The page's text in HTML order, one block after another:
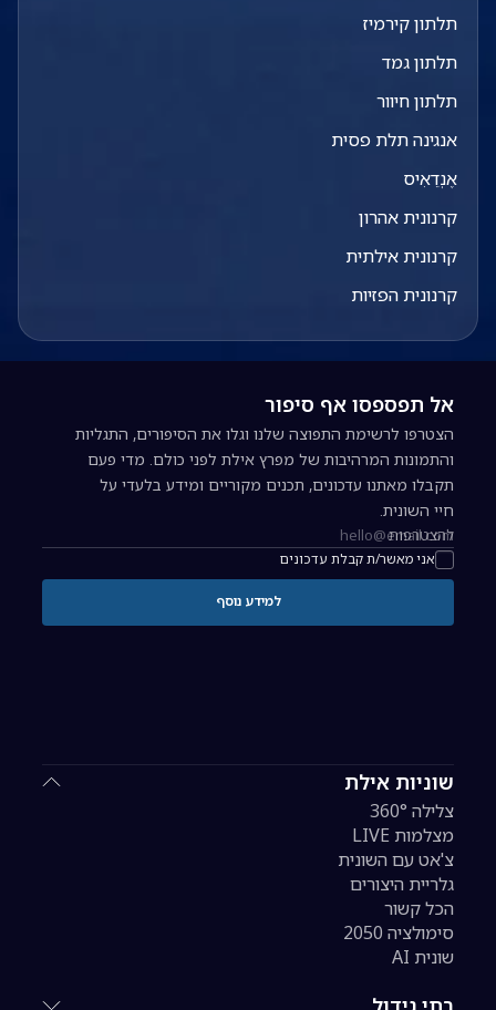
תלתון קירמיז
תלתון גמד
תלתון חיוור
אנגינה תלת פסית
אֶנְדֵאִיס
קרנונית אהרון
קרנונית אילתית
קרנונית הפזיות
שוניות אילת
צלילה 360°
מצלמות LIVE
צ'אט עם השונית
גלריית היצורים
הכל קשור
סימולציה 2050
שונית AI
אל תפספסו אף סיפור
הצטרפו לרשימת התפוצה שלנו וגלו את הסיפורים, התגליות
והתמונות המרהיבות של מפרץ אילת לפני כולם. מדי פעם
תקבלו מאתנו עדכונים, תכנים מקוריים ומידע בלעדי על
חיי השונית.
כתובת אימייל להרשמה לניוזלטר
אני מאשר/ת קבלת עדכונים
להצטרפות
למידע נוסף